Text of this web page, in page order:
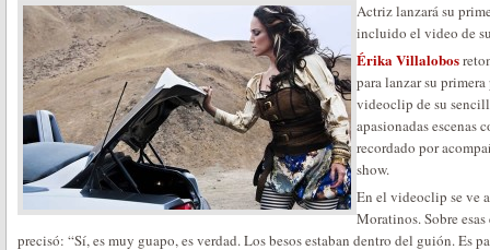
Actriz lanzará su
incluido el video de
Érika Villalobos
para lanzar su
videoclip de su
apasionadas
recordado por
show.
En el videoclip se ve
Moratinos. Sobre
precisó: “Sí, es muy guapo, es verdad. Los besos estaban dentro del guión. Es